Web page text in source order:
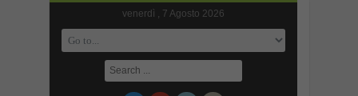
venerdì , 7 Agosto 2026